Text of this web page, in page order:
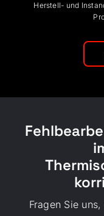
Herstell- und
Fragen Sie